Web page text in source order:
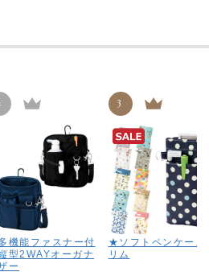
機能ファスナー付
型2WAYオーガナ
ー
3
★ソフトペンケース
リム